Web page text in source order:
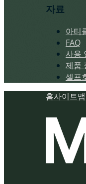
자료
아티
FAQ
사용
제품
셀프
홈사이트맵